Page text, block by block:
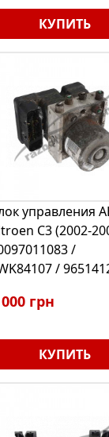
КУПИТЬ
управления
C3 (2002-
/
/
грн
КУПИТЬ